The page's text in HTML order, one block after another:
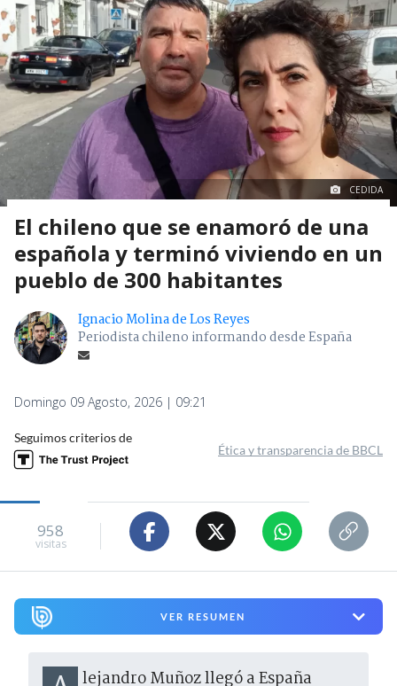
CEDIDA
El chileno que se enamoró de una
española y terminó viviendo en un
pueblo de 300 habitantes
Ignacio Molina de Los Reyes
Periodista chileno informando desde España
Domingo 09 Agosto, 2026 | 09:21
Seguimos criterios de
Ética y transparencia de BBCL
958
visitas
VER RESUMEN